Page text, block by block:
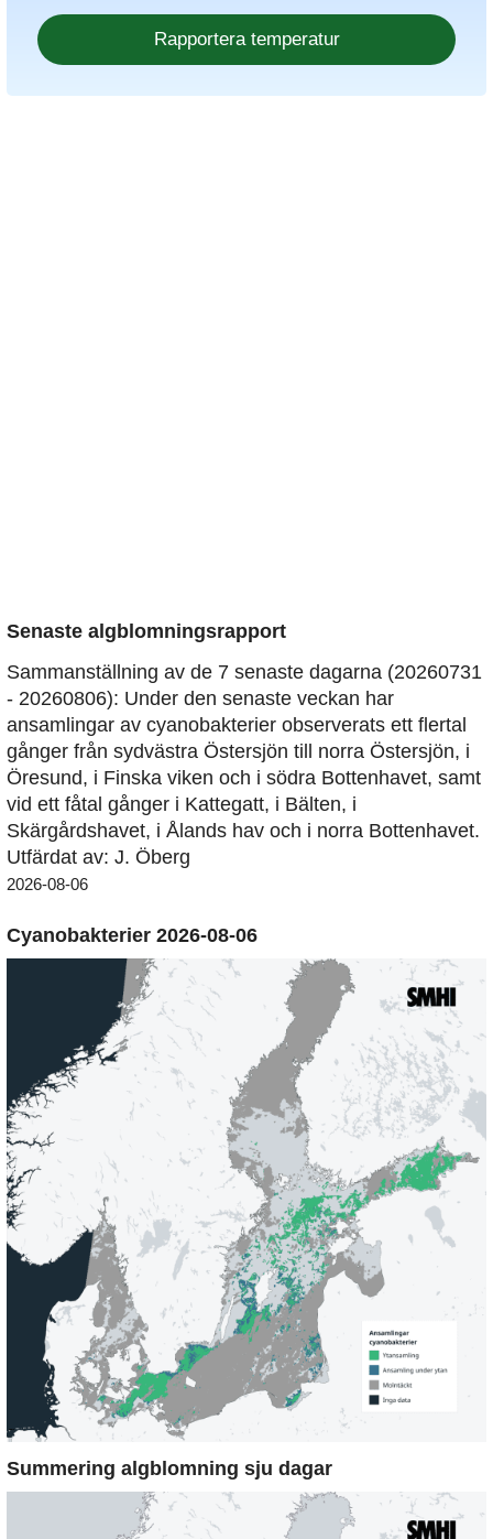
Senaste algblomningsrapport
Sammanställning av de 7 senaste dagarna (20260731
- 20260806): Under den senaste veckan har
ansamlingar av cyanobakterier observerats ett flertal
gånger från sydvästra Östersjön till norra Östersjön, i
Öresund, i Finska viken och i södra Bottenhavet, samt
vid ett fåtal gånger i Kattegatt, i Bälten, i
Skärgårdshavet, i Ålands hav och i norra Bottenhavet.
Utfärdat av: J. Öberg
2026-08-06
Cyanobakterier 2026-08-06
Summering algblomning sju dagar